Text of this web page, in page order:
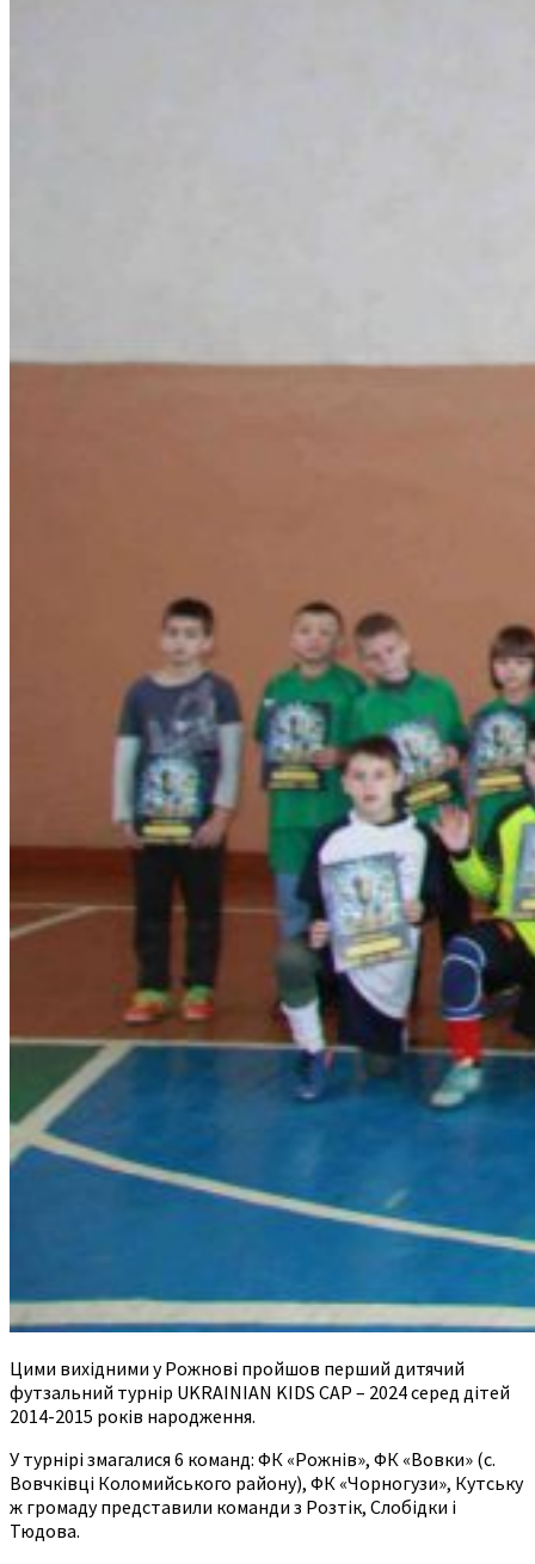
Цими вихідними у Рожнові пройшов перший дитячий
футзальний турнір UKRAINIAN KIDS CAP – 2024 серед дітей
2014-2015 років народження.
У турнірі змагалися 6 команд: ФК «Рожнів», ФК «Вовки» (с.
Вовчківці Коломийського району), ФК «Чорногузи», Кутську
ж громаду представили команди з Розтік, Слобідки і
Тюдова.